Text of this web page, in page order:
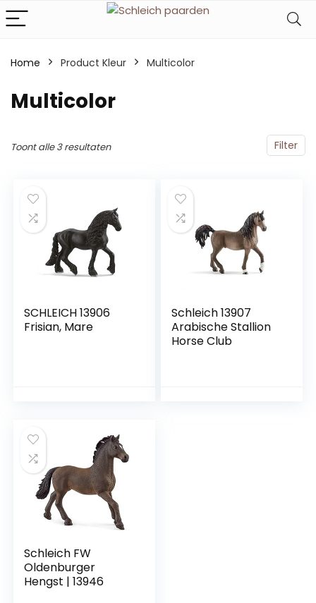
Home Product Kleur ‎Multicolor
‎Multicolor
Filter
Toont alle 3 resultaten
SCHLEICH 13906
Frisian, Mare
Schleich 13907
Arabische Stallion
Horse Club
Schleich FW
Oldenburger
Hengst | 13946